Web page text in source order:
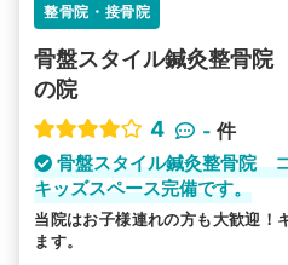
駅から探す
整骨院・接骨院
骨盤スタイル鍼灸整骨
の院
4
- 件
骨盤スタイル鍼灸整骨院
キッズスペース完備です。
当院はお子様連れの方も大歓迎！
ます。